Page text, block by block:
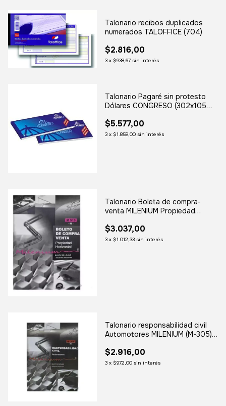
Talonario recibos duplicados
numerados TALOFFICE (704)
$2.816,00
3 x $938,67 sin interés
Talonario Pagaré sin protesto
Dólares CONGRESO (302x105
$5.577,00
3 x $1.859,00 sin interés
Talonario Boleta de compra-
venta MILENIUM Propiedad
$3.037,00
3 x $1.012,33 sin interés
Talonario responsabilidad civil
Automotores MILENIUM (M-305)
$2.916,00
3 x $972,00 sin interés